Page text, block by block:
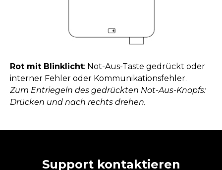
Rot mit Blinklicht: Not-Aus-Taste gedrückt oder
interner Fehler oder Kommunikationsfehler.
Zum Entriegeln des gedrückten Not-Aus-Knopfs:
Drücken und nach rechts drehen.
Support kontaktieren